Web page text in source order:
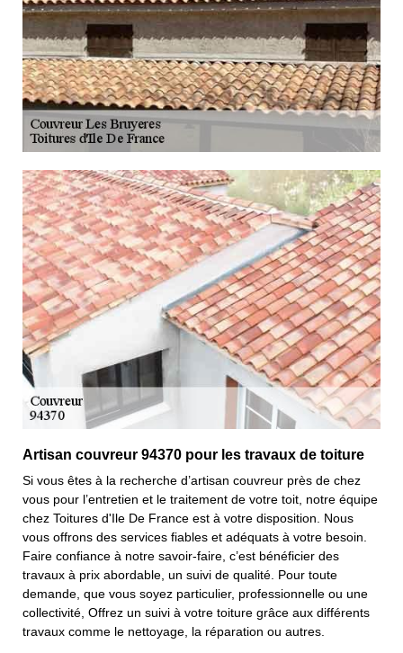
Artisan couvreur 94370 pour les travaux de toiture
Si vous êtes à la recherche d’artisan couvreur près de chez
vous pour l’entretien et le traitement de votre toit, notre équipe
chez Toitures d'Ile De France est à votre disposition. Nous
vous offrons des services fiables et adéquats à votre besoin.
Faire confiance à notre savoir-faire, c’est bénéficier des
travaux à prix abordable, un suivi de qualité. Pour toute
demande, que vous soyez particulier, professionnelle ou une
collectivité, Offrez un suivi à votre toiture grâce aux différents
travaux comme le nettoyage, la réparation ou autres.